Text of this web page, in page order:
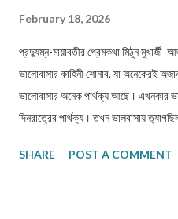
February 18, 2026
প্রদ্যুম্ন-মায়াবতীর প্রেমকথা মিঠুন মুখার্জী
ভালোবাসার কাহিনী শোনাব, যা অনেকেরই
ভালোবাসার অনেক পার্থক্য আছে। এখনকার
দিনরাত্রের পার্থক্য। তখন ভালবাসায়
সর্বজনবিদিত নয়। কৃষ্ণ পুত্র প্রদ্যুম্ন ও সম্বর
SHARE POST A COMMENT